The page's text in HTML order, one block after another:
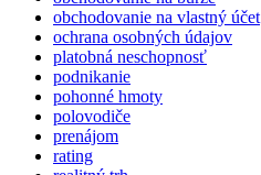
obchodovanie na vlastný účet
ochrana osobných údajov
platobná neschopnosť
podnikanie
pohonné hmoty
polovodiče
prenájom
rating